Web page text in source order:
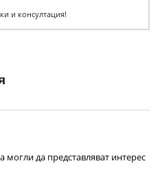
и консултация!
могли да представляват интерес